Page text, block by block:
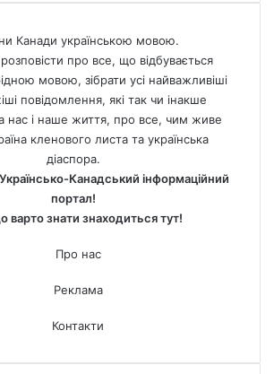
Канади українською мовою.
про все, що відбувається
мовою, зібрати усі найважливіші
повідомлення, які так чи інакше
нас і наше життя, про все, чим живе
кленового листа та українська
діаспора.
Канадський інформаційний
портал!
варто знати знаходиться тут!
Про нас
Реклама
Контакти